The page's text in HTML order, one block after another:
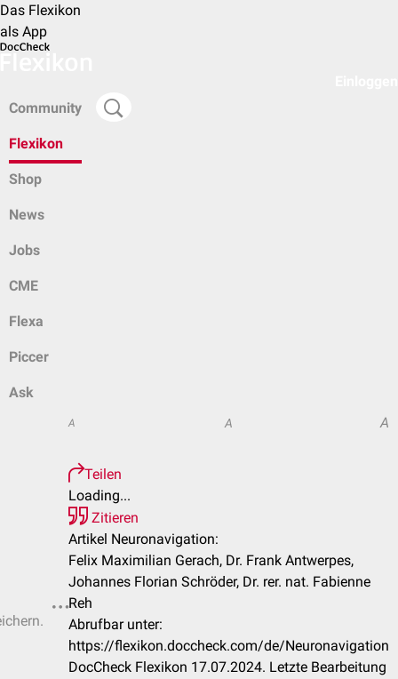
Das Flexikon
als App
Community
Flexikon
Shop
News
Jobs
CME
Flexa
Piccer
Ask
A A A
Teilen
Loading...
Zitieren
Artikel Neuronavigation:
Felix Maximilian Gerach, Dr. Frank Antwerpes,
Johannes Florian Schröder, Dr. rer. nat. Fabienne
Reh
Abrufbar unter:
https://flexikon.doccheck.com/de/Neuronavigation
DocCheck Flexikon 17.07.2024. Letzte Bearbeitung